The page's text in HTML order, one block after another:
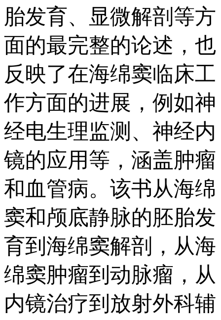
胎发育、显微解剖等方
面的最完整的论述，也
反映了在海绵窦临床工
作方面的进展，例如神
经电生理监测、神经内
镜的应用等，涵盖肿瘤
和血管病。该书从海绵
窦和颅底静脉的胚胎发
育到海绵窦解剖，从海
绵窦肿瘤到动脉瘤，从
内镜治疗到放射外科辅